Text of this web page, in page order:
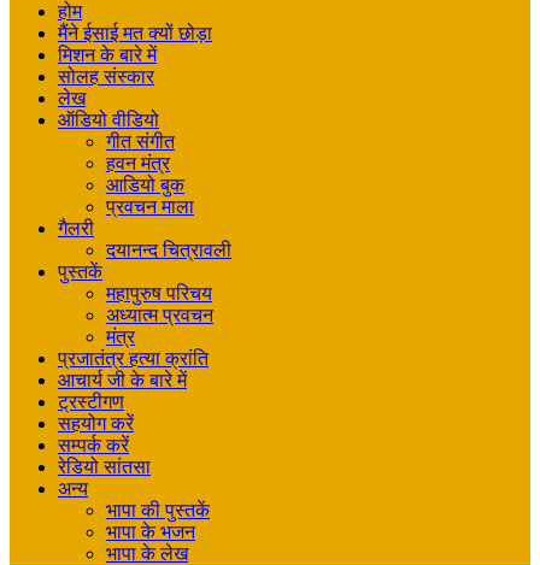
होम
मैंने ईसाई मत क्यों छोड़ा
मिशन के बारे में
सोलह संस्कार
लेख
ऑडियो वीडियो
गीत संगीत
हवन मंत्र
आडियो बुक
प्रवचन माला
गैलरी
दयानन्द चित्रावली
पुस्तकें
महापुरुष परिचय
अध्यात्म प्रवचन
मंत्र
प्रजातंत्र हत्या क्रांति
आचार्य जी के बारे में
ट्रस्टीगण
सहयोग करें
सम्पर्क करें
रेडियो सांतसा
अन्य
भापा की पुस्तकें
भापा के भजन
भापा के लेख